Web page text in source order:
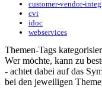
customer-vendor-
cvi
idoc
webservices
Themen-Tags
Wer möchte, kann zu
- achtet dabei auf das
bei den jeweiligen